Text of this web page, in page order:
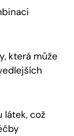
která může
látek, což